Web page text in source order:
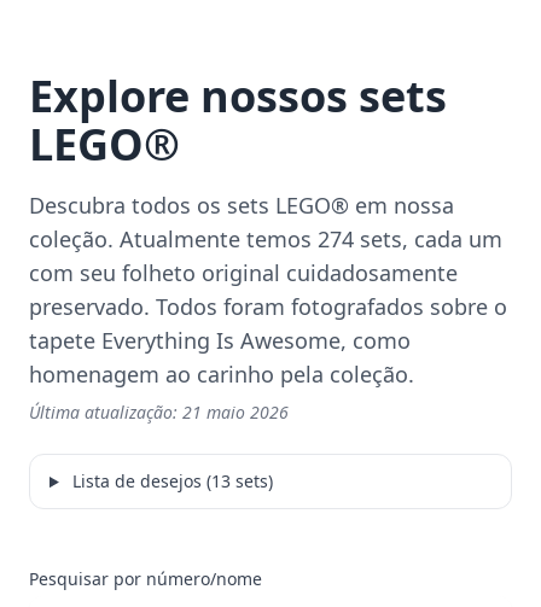
Explore nossos sets
LEGO®
Descubra todos os sets LEGO® em nossa
coleção. Atualmente temos 274 sets, cada um
com seu folheto original cuidadosamente
preservado. Todos foram fotografados sobre o
tapete Everything Is Awesome, como
homenagem ao carinho pela coleção.
Última atualização: 21 maio 2026
Lista de desejos (13 sets)
Pesquisar por número/nome